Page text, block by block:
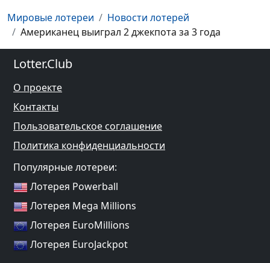
Мировые лотереи
Новости лотерей
Американец выиграл 2 джекпота за 3 года
Lotter.Club
О проекте
Контакты
Пользовательское соглашение
Политика конфиденциальности
Популярные лотереи:
Лотерея Powerball
Лотерея Mega Millions
Лотерея EuroMillions
Лотерея EuroJackpot